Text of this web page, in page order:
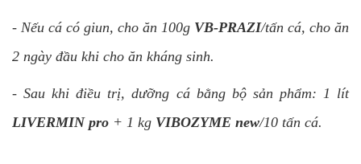
- Nếu cá có giun, cho ăn 100g VB-PRAZI/tấn cá, cho ăn
2 ngày đầu khi cho ăn kháng sinh.
- Sau khi điều trị, dưỡng cá bằng bộ sản phẩm: 1 lít
LIVERMIN pro + 1 kg VIBOZYME new/10 tấn cá.